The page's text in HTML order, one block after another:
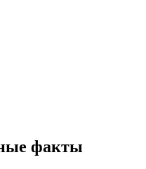
факты